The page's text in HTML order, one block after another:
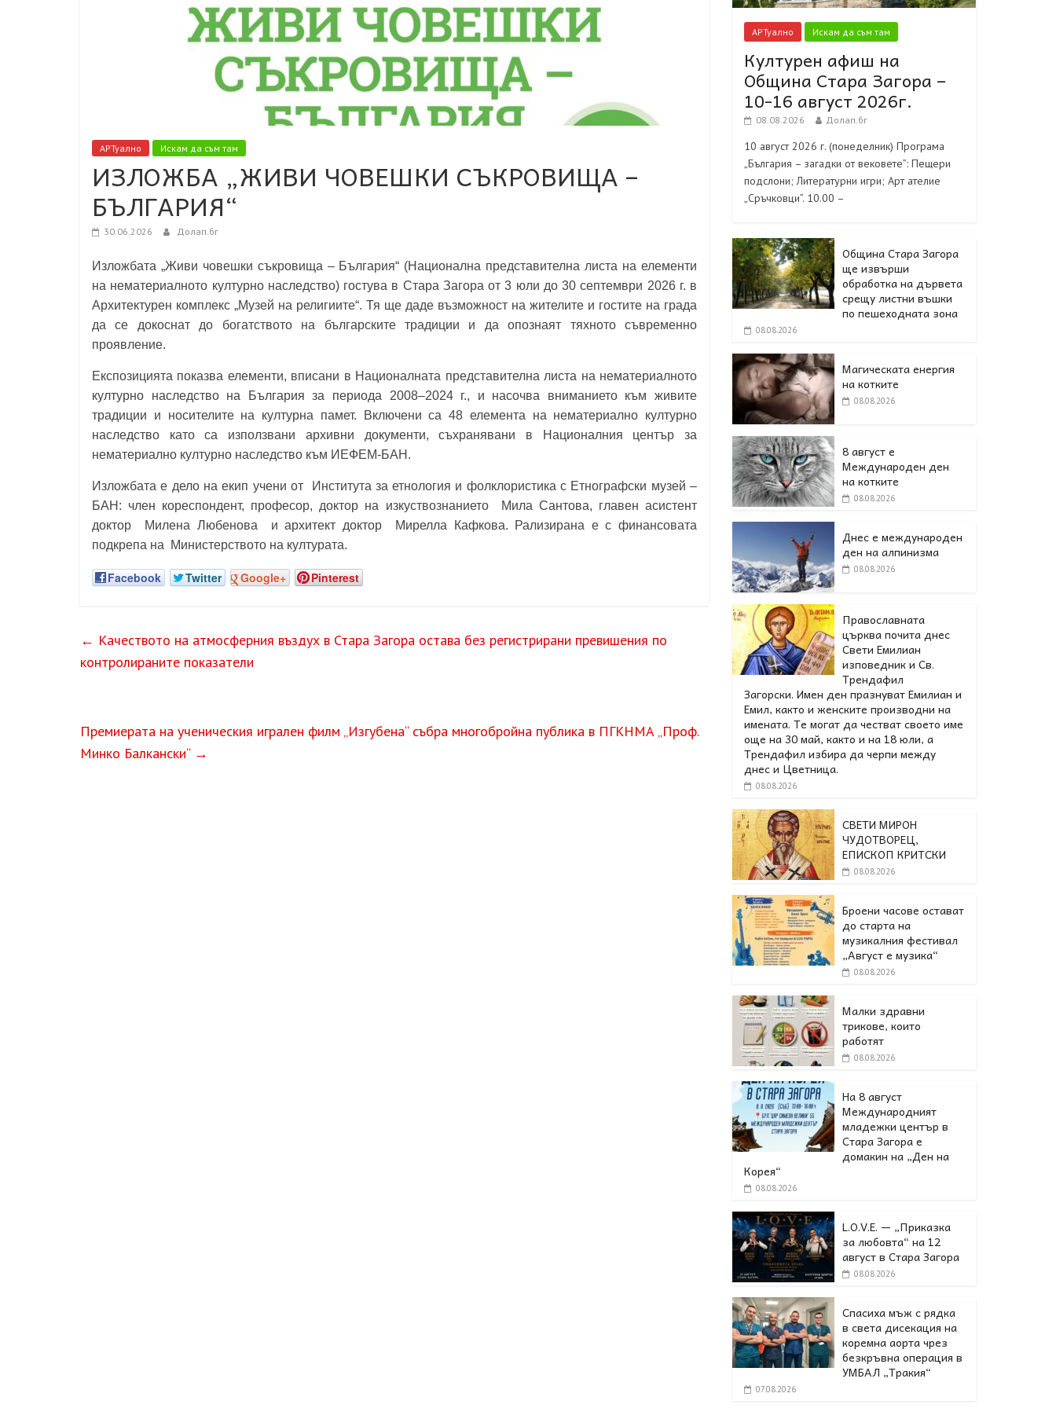
АРТуално Искам да съм там
ИЗЛОЖБА „ЖИВИ ЧОВЕШКИ СЪКРОВИЩА –
БЪЛГАРИЯ“
30.06.2026 Долап.бг
Изложбата „Живи човешки съкровища – България“ (Национална представителна листа на елементи
на нематериалното културно наследство) гостува в Стара Загора от 3 юли до 30 септември 2026 г. в
Архитектурен комплекс „Музей на религиите“. Тя ще даде възможност на жителите и гостите на града
да се докоснат до богатството на българските традиции и да опознаят тяхното съвременно
проявление.
Експозицията показва елементи, вписани в Националната представителна листа на нематериалното
културно наследство на България за периода 2008–2024 г., и насочва вниманието към живите
традиции и носителите на културна памет.
Включени са 48 елемента на нематериално културно
наследство като са използвани архивни документи, съхранявани в Националния център за
нематериално културно наследство към ИЕФЕМ-БАН.
Изложбата е дело на екип учени от
Института за етнология и фолклористика с Етнографски музей –
БАН : член кореспондент, професор, доктор на изкуствознанието Мила Сантова, главен асистент
доктор
Милена Любенова и архитект доктор Мирелла Кафкова. Рализирана е с финансовата
подкрепа на
Министерството на културата.
Facebook Twitter Google+ Pinterest
← Качеството на атмосферния въздух в Стара Загора остава без регистрирани превишения по
контролираните показатели
Премиерата на ученическия игрален филм „Изгубена“ събра многобройна публика в ПГКНМА „Проф.
Минко Балкански“ →
АРТуално Искам да съм там
Културен афиш на
Община Стара Загора –
10-16 август 2026г.
08.08.2026 Долап.бг
10 август 2026 г. (понеделник) Програма
„България – загадки от вековете”: Пещери
подслони; Литературни игри; Арт ателие
„Сръчковци”. 10.00 –
Община Стара Загора
ще извърши
обработка на дървета
срещу листни въшки
по пешеходната зона
08.08.2026
Магическата енергия
на котките
08.08.2026
8 август е
Международен ден
на котките
08.08.2026
Днес е международен
ден на алпинизма
08.08.2026
Православната
църква почита днес
Свети Емилиан
изповедник и Св.
Трендафил
Загорски. Имен ден празнуват Емилиан и
Емил, както и женските производни на
имената. Те могат да честват своето име
още на 30 май, както и на 18 юли, а
Трендафил избира да черпи между
днес и Цветница.
08.08.2026
СВЕТИ МИРОН
ЧУДОТВОРЕЦ,
ЕПИСКОП КРИТСКИ
08.08.2026
Броени часове остават
до старта на
музикалния фестивал
„Август е музика“
08.08.2026
Малки здравни
трикове, които
работят
08.08.2026
На 8 август
Международният
младежки център в
Стара Загора е
домакин на „Ден на
Корея“
08.08.2026
L.O.V.E. — „Приказка
за любовта“ на 12
август в Стара Загора
08.08.2026
Спасиха мъж с рядка
в света дисекация на
коремна аорта чрез
безкръвна операция в
УМБАЛ „Тракия“
07.08.2026